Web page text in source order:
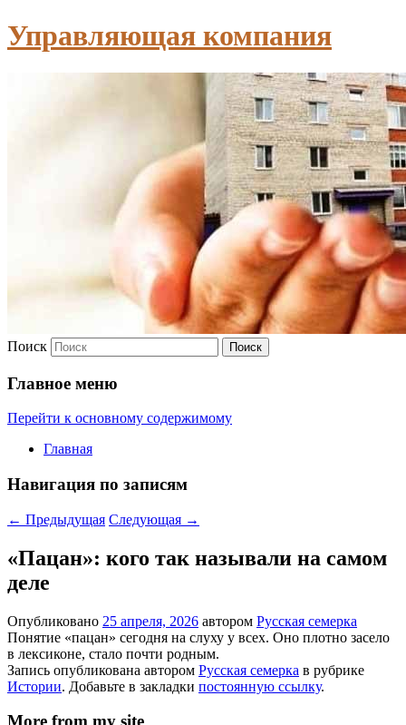
Управляющая компания
Поиск
Главное меню
Перейти к основному содержимому
Главная
Навигация по записям
← Предыдущая Следующая →
«Пацан»: кого так называли на самом
деле
Опубликовано 25 апреля, 2026 автором Русская семерка
Понятие «пацан» сегодня на слуху у всех. Оно плотно засело
в лексиконе, стало почти родным.
Запись опубликована автором Русская семерка в рубрике
Истории. Добавьте в закладки постоянную ссылку.
More from my site